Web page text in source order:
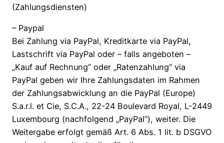
(Zahlungsdiensten)
– Paypal
Bei Zahlung via PayPal, Kreditkarte via PayPal,
Lastschrift via PayPal oder – falls angeboten –
„Kauf auf Rechnung“ oder „Ratenzahlung“ via
PayPal geben wir Ihre Zahlungsdaten im Rahmen
der Zahlungsabwicklung an die PayPal (Europe)
S.a.r.l. et Cie, S.C.A., 22-24 Boulevard Royal, L-2449
Luxembourg (nachfolgend „PayPal“), weiter. Die
Weitergabe erfolgt gemäß Art. 6 Abs. 1 lit. b DSGVO